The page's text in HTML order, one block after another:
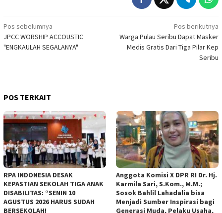
Navigasi
pos
Pos sebelumnya
JPCC WORSHIP ACCOUSTIC
"ENGKAULAH SEGALANYA"
Pos berikutnya
Warga Pulau Seribu Dapat Masker
Medis Gratis Dari Tiga Pilar Kep
Seribu
POS TERKAIT
RPA INDONESIA DESAK
KEPASTIAN SEKOLAH TIGA ANAK
DISABILITAS: “SENIN 10
AGUSTUS 2026 HARUS SUDAH
BERSEKOLAH!
Anggota Komisi X DPR RI Dr. Hj.
Karmila Sari, S.Kom., M.M.;
Sosok Bahlil Lahadalia bisa
Menjadi Sumber Inspirasi bagi
Generasi Muda, Pelaku Usaha,